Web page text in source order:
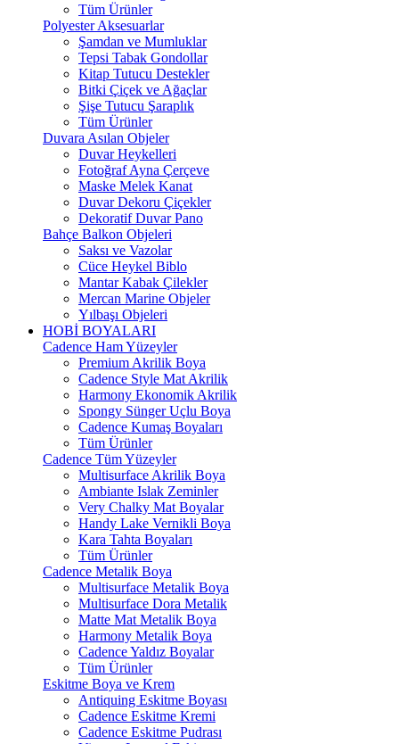
Tüm Ürünler
Polyester Aksesuarlar
Şamdan ve Mumluklar
Tepsi Tabak Gondollar
Kitap Tutucu Destekler
Bitki Çiçek ve Ağaçlar
Şişe Tutucu Şaraplık
Tüm Ürünler
Duvara Asılan Objeler
Duvar Heykelleri
Fotoğraf Ayna Çerçeve
Maske Melek Kanat
Duvar Dekoru Çiçekler
Dekoratif Duvar Pano
Bahçe Balkon Objeleri
Saksı ve Vazolar
Cüce Heykel Biblo
Mantar Kabak Çilekler
Mercan Marine Objeler
Yılbaşı Objeleri
HOBİ BOYALARI
Cadence Ham Yüzeyler
Premium Akrilik Boya
Cadence Style Mat Akrilik
Harmony Ekonomik Akrilik
Spongy Sünger Uçlu Boya
Cadence Kumaş Boyaları
Tüm Ürünler
Cadence Tüm Yüzeyler
Multisurface Akrilik Boya
Ambiante Islak Zeminler
Very Chalky Mat Boyalar
Handy Lake Vernikli Boya
Kara Tahta Boyaları
Tüm Ürünler
Cadence Metalik Boya
Multisurface Metalik Boya
Multisurface Dora Metalik
Matte Mat Metalik Boya
Harmony Metalik Boya
Cadence Yaldız Boyalar
Tüm Ürünler
Eskitme Boya ve Krem
Antiquing Eskitme Boyası
Cadence Eskitme Kremi
Cadence Eskitme Pudrası